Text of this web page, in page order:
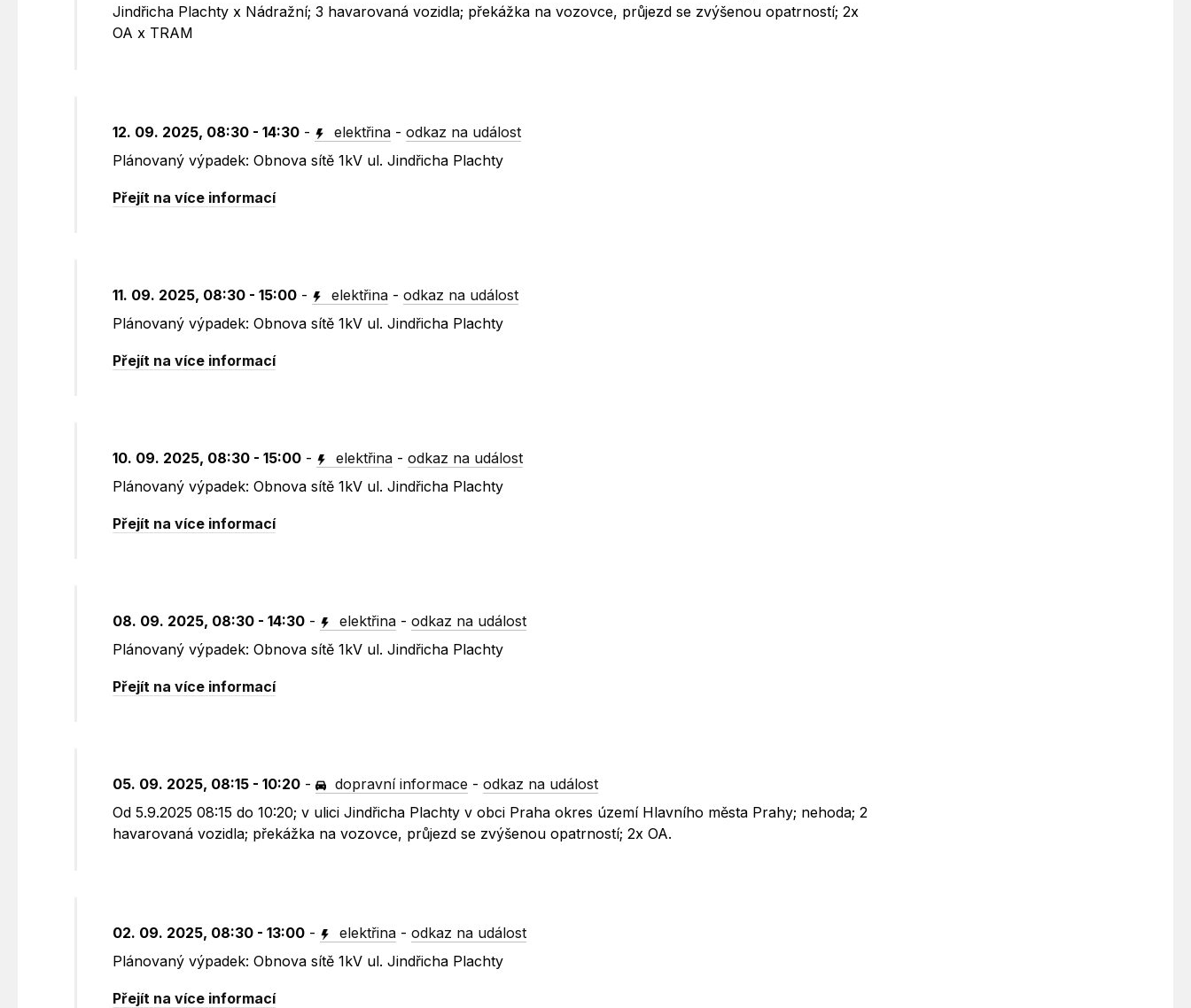
Jindřicha Plachty x Nádražní; 3 havarovaná vozidla; překážka na vozovce, průjezd se zvýšenou opatrností; 2x
OA x TRAM
12. 09. 2025, 08:30 - 14:30 - elektřina -odkaz na událost
Plánovaný výpadek: Obnova sítě 1kV ul. Jindřicha Plachty
Přejít na více informací
11. 09. 2025, 08:30 - 15:00 - elektřina -odkaz na událost
Plánovaný výpadek: Obnova sítě 1kV ul. Jindřicha Plachty
Přejít na více informací
10. 09. 2025, 08:30 - 15:00 - elektřina -odkaz na událost
Plánovaný výpadek: Obnova sítě 1kV ul. Jindřicha Plachty
Přejít na více informací
08. 09. 2025, 08:30 - 14:30 - elektřina -odkaz na událost
Plánovaný výpadek: Obnova sítě 1kV ul. Jindřicha Plachty
Přejít na více informací
05. 09. 2025, 08:15 - 10:20 - dopravní informace -odkaz na událost
Od 5.9.2025 08:15 do 10:20; v ulici Jindřicha Plachty v obci Praha okres území Hlavního města Prahy; nehoda; 2
havarovaná vozidla; překážka na vozovce, průjezd se zvýšenou opatrností; 2x OA.
02. 09. 2025, 08:30 - 13:00 - elektřina -odkaz na událost
Plánovaný výpadek: Obnova sítě 1kV ul. Jindřicha Plachty
Přejít na více informací